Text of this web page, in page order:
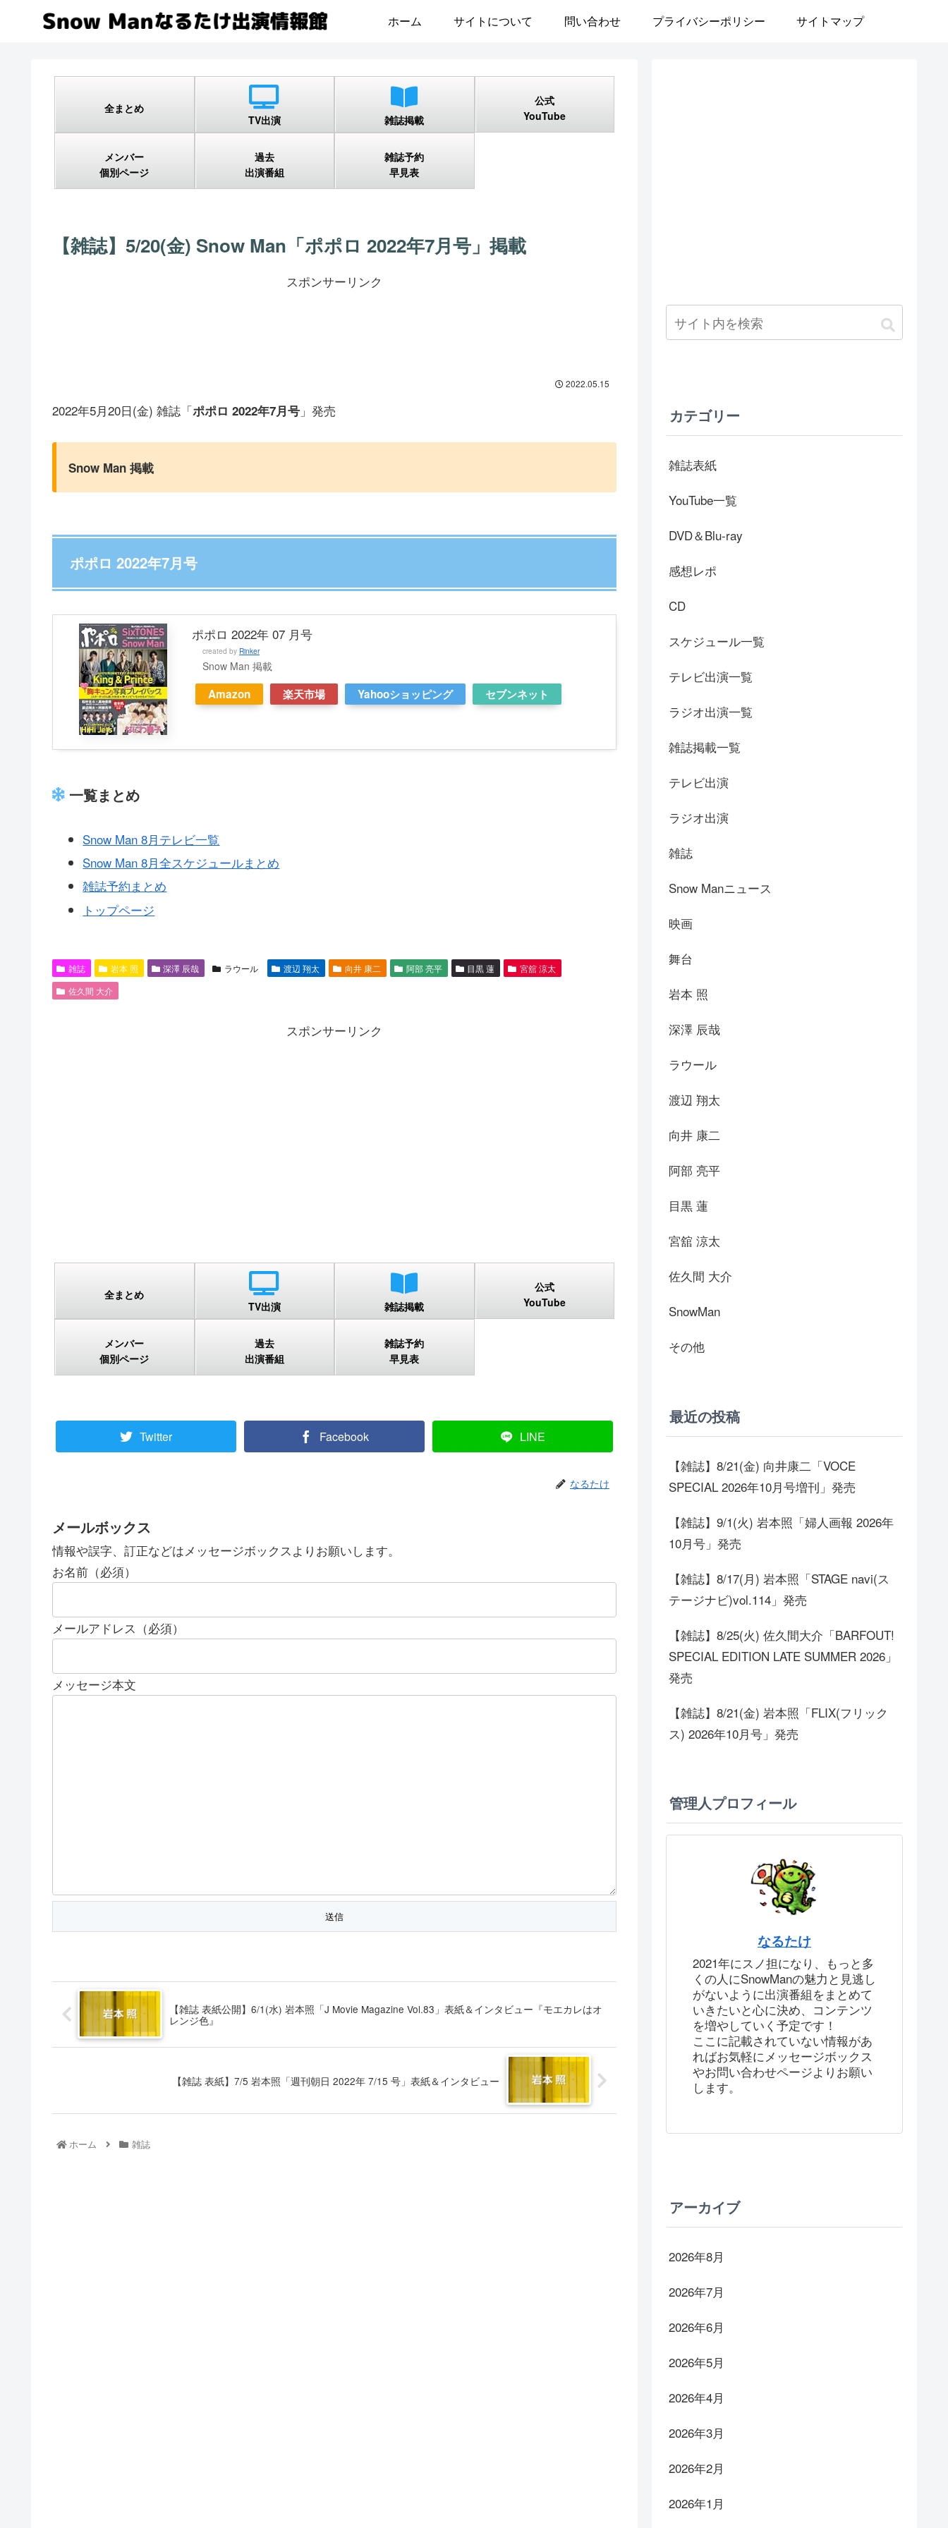
ホーム サイトについて 問い合わせ プライバシーポリシー サイトマップ
全まとめ
TV出演
雑誌掲載
公式
YouTube
メンバー
個別ページ
過去
出演番組
雑誌予約
早見表
【雑誌】5/20(金) Snow Man「ポポロ 2022年7月号」掲載
スポンサーリンク
2022.05.15
2022年5月20日(金) 雑誌「ポポロ 2022年7月号 」発売
Snow Man 掲載
ポポロ 2022年7月号
ポポロ 2022年 07 月号
created by Rinker
Snow Man 掲載
Amazon 楽天市場 Yahooショッピング セブンネット
一覧まとめ
Snow Man 8月テレビ一覧
Snow Man 8月全スケジュールまとめ
雑誌予約まとめ
トップページ
雑誌 岩本 照 深澤 辰哉 ラウール 渡辺 翔太 向井 康二 阿部 亮平 目黒 蓮
宮舘 涼太
佐久間 大介
スポンサーリンク
全まとめ
TV出演
雑誌掲載
公式
YouTube
メンバー
個別ページ
過去
出演番組
雑誌予約
早見表
Twitter Facebook LINE
なるたけ
メールボックス
情報や誤字、訂正などはメッセージボックスよりお願いします。
お名前（必須）
メールアドレス（必須）
メッセージ本文
【雑誌 表紙公開】6/1(水) 岩本照「J Movie Magazine Vol.83」表紙＆インタビュー『モエカレはオ
レンジ色』
【雑誌 表紙】7/5 岩本照「週刊朝日 2022年 7/15 号」表紙＆インタビュー
ホーム 雑誌
カテゴリー
雑誌表紙
YouTube一覧
DVD＆Blu-ray
感想レポ
CD
スケジュール一覧
テレビ出演一覧
ラジオ出演一覧
雑誌掲載一覧
テレビ出演
ラジオ出演
雑誌
Snow Manニュース
映画
舞台
岩本 照
深澤 辰哉
ラウール
渡辺 翔太
向井 康二
阿部 亮平
目黒 蓮
宮舘 涼太
佐久間 大介
SnowMan
その他
最近の投稿
【雑誌】8/21(金) 向井康二「VOCE
SPECIAL 2026年10月号増刊」発売
【雑誌】9/1(火) 岩本照「婦人画報 2026年
10月号」発売
【雑誌】8/17(月) 岩本照「STAGE navi(ス
テージナビ)vol.114」発売
【雑誌】8/25(火) 佐久間大介「BARFOUT!
SPECIAL EDITION LATE SUMMER 2026」
発売
【雑誌】8/21(金) 岩本照「FLIX(フリック
ス) 2026年10月号」発売
管理人プロフィール
なるたけ
2021年にスノ担になり、もっと多
くの人にSnowManの魅力と見逃し
がないように出演番組をまとめて
いきたいと心に決め、コンテンツ
を増やしていく予定です！
ここに記載されていない情報があ
ればお気軽にメッセージボックス
やお問い合わせページよりお願い
します。
アーカイブ
2026年8月
2026年7月
2026年6月
2026年5月
2026年4月
2026年3月
2026年2月
2026年1月